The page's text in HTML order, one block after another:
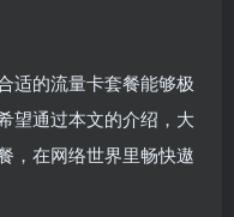
适的流量卡套餐能够极
望通过本文的介绍，大
，在网络世界里畅快遨